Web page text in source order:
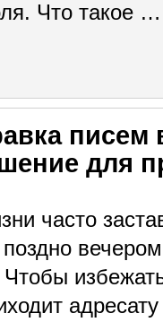
Что такое
писем
для
часто